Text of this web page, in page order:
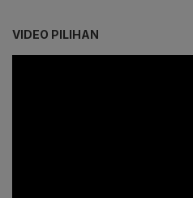
VIDEO PILIHAN